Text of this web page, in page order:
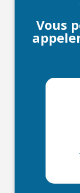
Vous